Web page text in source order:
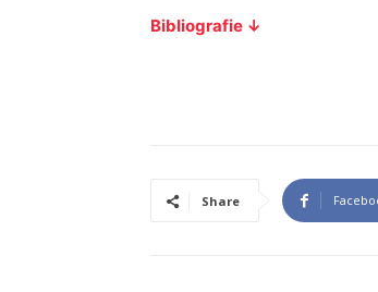
Bibliografie ↓
Share